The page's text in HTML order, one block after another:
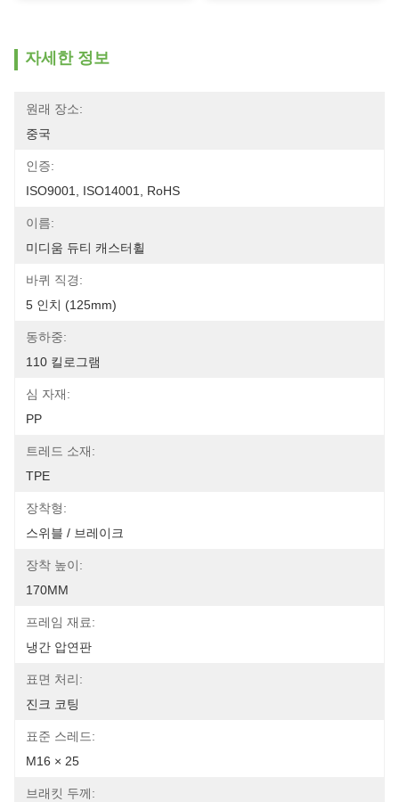
자세한 정보
원래 장소:
중국
인증:
ISO9001, ISO14001, RoHS
이름:
미디움 듀티 캐스터휠
바퀴 직경:
5 인치 (125mm)
동하중:
110 킬로그램
심 자재:
PP
트레드 소재:
TPE
장착형:
스위블 / 브레이크
장착 높이:
170MM
프레임 재료:
냉간 압연판
표면 처리:
진크 코팅
표준 스레드:
M16 × 25
브래킷 두께: